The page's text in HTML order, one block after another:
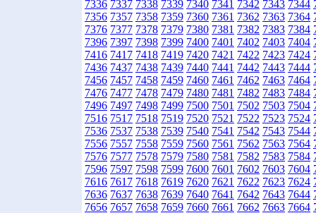
7336 7337 7338 7339 7340 7341 7342 7343 7344
7356 7357 7358 7359 7360 7361 7362 7363 7364
7376 7377 7378 7379 7380 7381 7382 7383 7384
7396 7397 7398 7399 7400 7401 7402 7403 7404
7416 7417 7418 7419 7420 7421 7422 7423 7424
7436 7437 7438 7439 7440 7441 7442 7443 7444
7456 7457 7458 7459 7460 7461 7462 7463 7464
7476 7477 7478 7479 7480 7481 7482 7483 7484
7496 7497 7498 7499 7500 7501 7502 7503 7504
7516 7517 7518 7519 7520 7521 7522 7523 7524
7536 7537 7538 7539 7540 7541 7542 7543 7544
7556 7557 7558 7559 7560 7561 7562 7563 7564
7576 7577 7578 7579 7580 7581 7582 7583 7584
7596 7597 7598 7599 7600 7601 7602 7603 7604
7616 7617 7618 7619 7620 7621 7622 7623 7624
7636 7637 7638 7639 7640 7641 7642 7643 7644
7656 7657 7658 7659 7660 7661 7662 7663 7664